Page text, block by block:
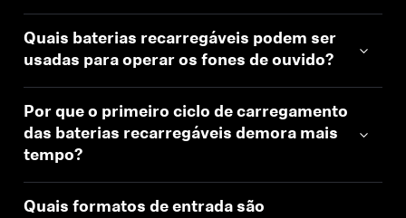
Quais baterias recarregáveis podem ser
usadas para operar os fones de ouvido?
Por que o primeiro ciclo de carregamento
das baterias recarregáveis demora mais
tempo?
Quais formatos de entrada são